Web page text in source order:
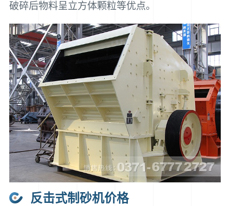
破碎后物料呈立方体颗粒等优点。
反击式制砂机价格